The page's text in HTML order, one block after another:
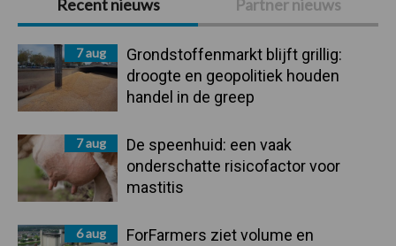
Sidebar
Recent nieuws Partner nieuws
7 aug
Grondstoffenmarkt blijft grillig:
droogte en geopolitiek houden
handel in de greep
7 aug
De speenhuid: een vaak
onderschatte risicofactor voor
mastitis
6 aug
ForFarmers ziet volume en